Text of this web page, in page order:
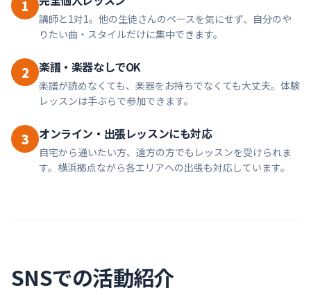
1
講師と1対1。他の生徒さんのペースを気にせず、自分のや
りたい曲・スタイルだけに集中できます。
2 楽譜・楽器なしでOK
楽譜が読めなくても、楽器をお持ちでなくても大丈夫。体験
レッスンは手ぶらで参加できます。
3 オンライン・出張レッスンにも対応
自宅から通いたい方、遠方の方でもレッスンを受けられま
す。横浜拠点ながら各エリアへの出張も対応しています。
SNSでの活動紹介